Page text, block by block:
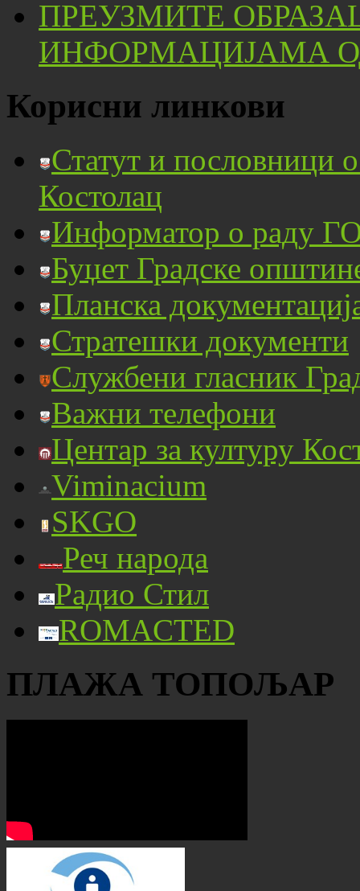
ПРЕУЗМИТЕ
ИНФОРМАЦИЈАМА
Корисни линкови
Статут и пословници
Костолац
Информатор о раду
Буџет Градске
Планска
Стратешки документи
Службени гласник
Важни телефони
Центар за културу
Viminacium
SKGO
Реч народа
Радио Стил
ROMACTED
ПЛАЖА ТОПОЉАР